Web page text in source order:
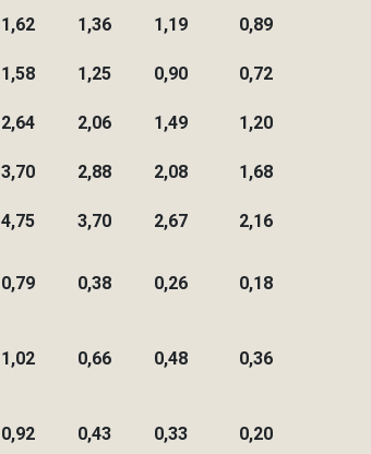
1,62 1,36 1,19 0,89
1,58 1,25 0,90 0,72
2,64 2,06 1,49 1,20
3,70 2,88 2,08 1,68
4,75 3,70 2,67 2,16
0,79 0,38 0,26 0,18
1,02 0,66 0,48 0,36
0,92 0,43 0,33 0,20